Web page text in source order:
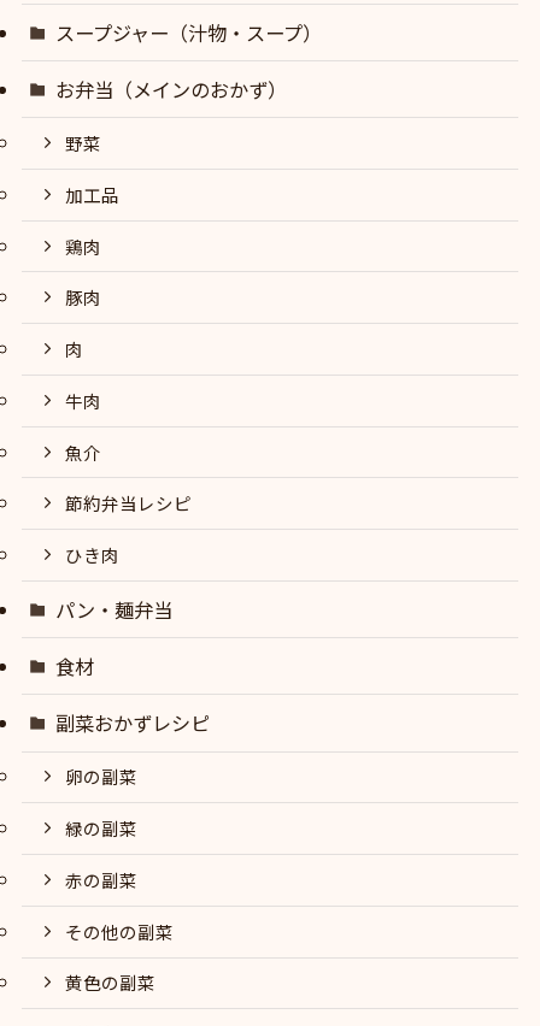
スープジャー（汁物・スープ）
お弁当（メインのおかず）
野菜
加工品
鶏肉
豚肉
肉
牛肉
魚介
節約弁当レシピ
ひき肉
パン・麺弁当
食材
副菜おかずレシピ
卵の副菜
緑の副菜
赤の副菜
その他の副菜
黄色の副菜